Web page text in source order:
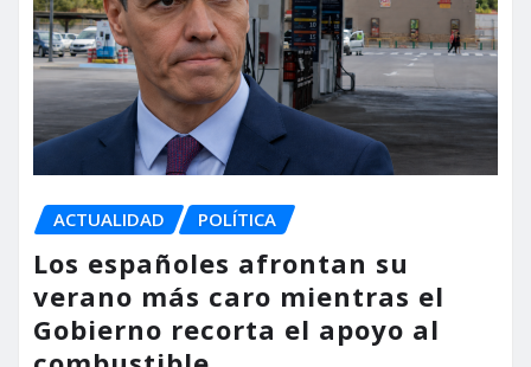
ACTUALIDAD POLÍTICA
Los españoles afrontan su
verano más caro mientras el
Gobierno recorta el apoyo al